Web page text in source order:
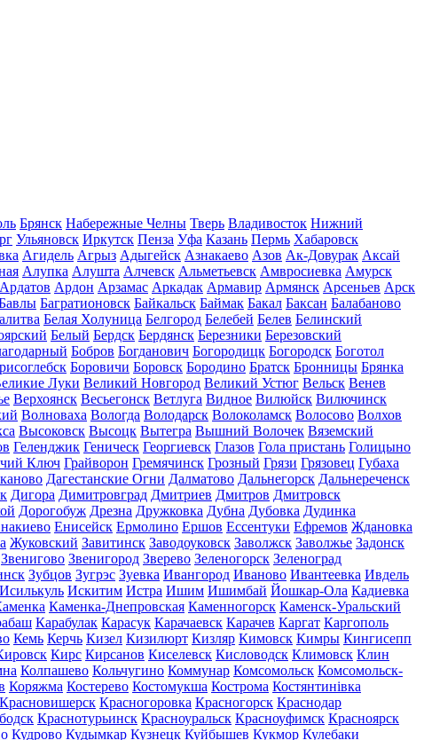
Брянск Набережные Челны Тверь Владивосток Нижний
Ульяновск Иркутск Пенза Уфа Казань Пермь Хабаровск
Агидель Агрыз Адыгейск Азнакаево Азов Ак-Довурак Аксай
Алупка Алушта Алчевск Альметьевск Амвросиевка Амурск
Ардатов Ардон Арзамас Аркадак Армавир Армянск Арсеньев Арск
Багратионовск Байкальск Баймак Бакал Баксан Балабаново
Белая Холуница Белгород Белебей Белев Белинский
Белый Бердск Бердянск Березники Березовский
Бобров Богданович Богородицк Богородск Боготол
Боровичи Боровск Бородино Братск Бронницы Брянка
Луки Великий Новгород Великий Устюг Вельск Венев
Верхоянск Весьегонск Ветлуга Видное Вилюйск Вилючинск
Волноваха Вологда Володарск Волоколамск Волосово Волхов
Высоковск Высоцк Вытегра Вышний Волочек Вяземский
Геленджик Геническ Георгиевск Глазов Гола пристань Голицыно
Ключ Грайворон Гремячинск Грозный Грязи Грязовец Губаха
Дагестанские Огни Далматово Дальнегорск Дальнереченск
Дигора Димитровград Дмитриев Дмитров Дмитровск
Дорогобуж Дрезна Дружковка Дубна Дубовка Дудинка
Енисейск Ермолино Ершов Ессентуки Ефремов Ждановка
Жуковский Завитинск Заводоуковск Заволжск Заволжье Задонск
Звенигово Звенигород Зверево Зеленогорск Зеленоград
Зубцов Зугрэс Зуевка Ивангород Иваново Ивантеевка Ивдель
Исилькуль Искитим Истра Ишим Ишимбай Йошкар-Ола Кадиевка
Каменка-Днепровская Каменногорск Каменск-Уральский
Карабулак Карасук Карачаевск Карачев Каргат Каргополь
Кемь Керчь Кизел Кизилюрт Кизляр Кимовск Кимры Кингисепп
Кирс Кирсанов Киселевск Кисловодск Климовск Клин
Колпашево Кольчугино Коммунар Комсомольск Комсомольск-
Коряжма Костерево Костомукша Кострома Костянтинівка
Красновишерск Красногоровка Красногорск Краснодар
Краснотурьинск Красноуральск Красноуфимск Красноярск
Кудрово Кудымкар Кузнецк Куйбышев Кукмор Кулебаки